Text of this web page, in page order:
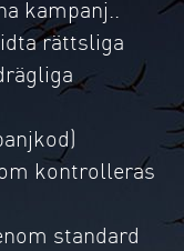
kampanj..
rättsliga
kontrolleras
standard